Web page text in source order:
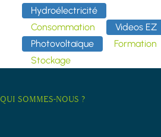
Hydroélectricité
Consommation
Videos EZ
Photovoltaïque
Formation
Stockage
QUI SOMMES-NOUS ?